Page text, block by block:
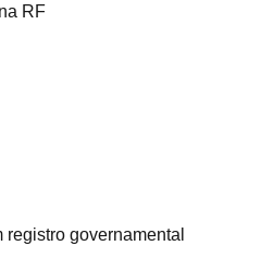
RF
governamental